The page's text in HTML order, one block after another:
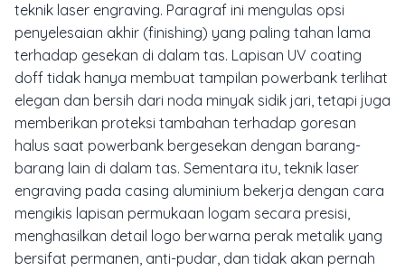
teknik laser engraving. Paragraf ini mengulas opsi
penyelesaian akhir (finishing) yang paling tahan lama
terhadap gesekan di dalam tas. Lapisan UV coating
doff tidak hanya membuat tampilan powerbank terlihat
elegan dan bersih dari noda minyak sidik jari, tetapi juga
memberikan proteksi tambahan terhadap goresan
halus saat powerbank bergesekan dengan barang-
barang lain di dalam tas. Sementara itu, teknik laser
engraving pada casing aluminium bekerja dengan cara
mengikis lapisan permukaan logam secara presisi,
menghasilkan detail logo berwarna perak metalik yang
bersifat permanen, anti-pudar, dan tidak akan pernah